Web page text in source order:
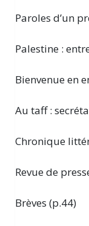
Paroles d’un
Palestine :
Bienvenue en
Au taff :
Chronique
Revue de
Brèves (p.44)